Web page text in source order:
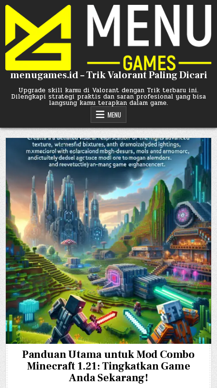
Skip
content
menugames.id – Trik Valorant Paling Dicari
Upgrade skill kamu di Valorant dengan Trik terbaru ini.
Dilengkapi strategi praktis dan saran profesional yang bisa
langsung kamu terapkan dalam game.
MENU
Panduan Utama untuk Mod Combo
Minecraft 1.21: Tingkatkan Game
Anda Sekarang!